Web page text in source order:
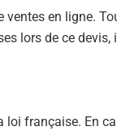
ventes en ligne.
lors de ce
loi française. En